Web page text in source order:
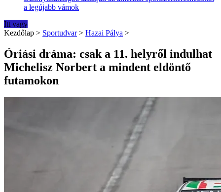
a legújabb vámok
Itt vagy
Kezdőlap > Sportudvar > Hazai Pálya >
Óriási dráma: csak a 11. helyről indulhat
Michelisz Norbert a mindent eldöntő
futamokon